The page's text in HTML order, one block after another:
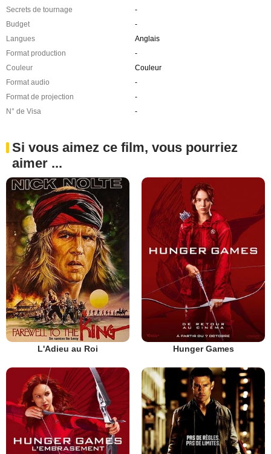
Secrets de tournage
-
Budget
-
Langues
Anglais
Format production
-
Couleur
Couleur
Format audio
-
Format de projection
-
N° de Visa
-
Si vous aimez ce film, vous pourriez
aimer ...
L'Adieu au Roi Hunger Games